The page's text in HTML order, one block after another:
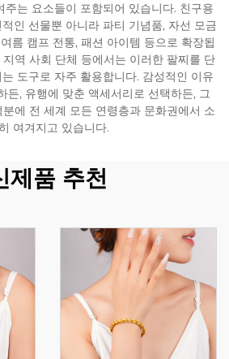
주는 요소들이 포함되어 있습니다. 친구용
인 선물뿐 아니라 파티 기념품, 자선 모금
름 캠프 전통, 패션 아이템 등으로 확장됩
역 사회 단체 등에서는 이러한 팔찌를 단
도구로 자주 활용합니다. 감성적인 이유
든, 유행에 맞춘 액세서리로 선택하든, 그
에 전 세계 모든 연령층과 문화권에서 소
여겨지고 있습니다.
제품 추천